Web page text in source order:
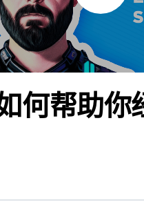
何帮助你